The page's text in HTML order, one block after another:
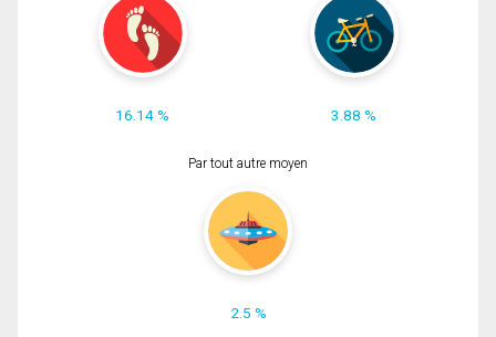
16.14 % 3.88 %
Par tout autre moyen
2.5 %